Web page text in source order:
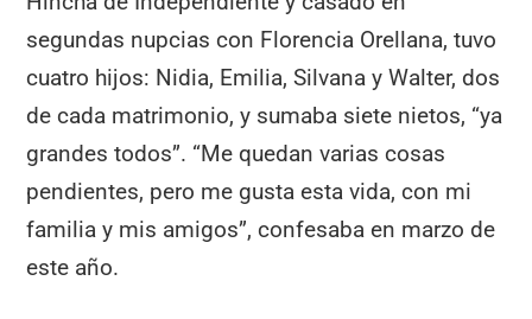
segundas nupcias con Florencia Orellana, tuvo
cuatro hijos: Nidia, Emilia, Silvana y Walter, dos
de cada matrimonio, y sumaba siete nietos, “ya
grandes todos”. “Me quedan varias cosas
pendientes, pero me gusta esta vida, con mi
familia y mis amigos”, confesaba en marzo de
este año.